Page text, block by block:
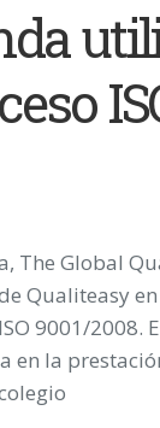
The Global
Qualiteasy
9001/2008.
en la